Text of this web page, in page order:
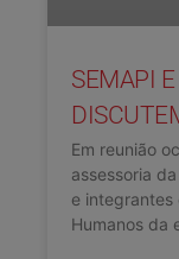
SEMAPI
Em reunião
assessoria
e integrantes
Humanos da